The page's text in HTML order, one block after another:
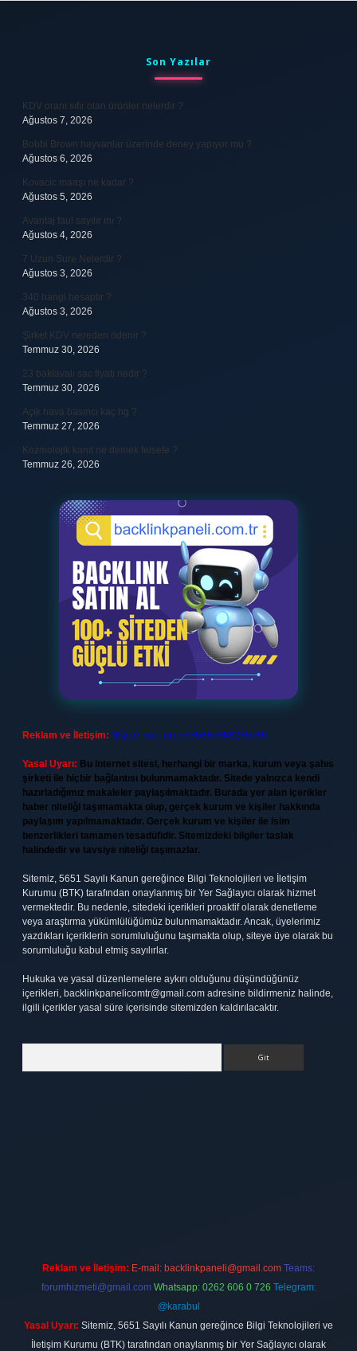
Son Yazılar
KDV oranı sıfır olan ürünler nelerdir ?
Ağustos 7, 2026
Bobbi Brown hayvanlar üzerinde deney yapıyor mu ?
Ağustos 6, 2026
Kovacic maaşı ne kadar ?
Ağustos 5, 2026
Avantaj faul sayılır mı ?
Ağustos 4, 2026
7 Uzun Sure Nelerdir ?
Ağustos 3, 2026
340 hangi hesaptır ?
Ağustos 3, 2026
Şirket KDV nereden ödenir ?
Temmuz 30, 2026
23 baklavalı sac fiyatı nedir ?
Temmuz 30, 2026
Açık hava basıncı kaç hg ?
Temmuz 27, 2026
Kozmolojik kanıt ne demek felsefe ?
Temmuz 26, 2026
Reklam ve İletişim: Skype: live:.cid.575569c608265c69
Yasal Uyarı: Bu internet sitesi, herhangi bir marka, kurum veya şahıs
şirketi ile hiçbir bağlantısı bulunmamaktadır. Sitede yalnızca kendi
hazırladığımız makaleler paylaşılmaktadır. Burada yer alan içerikler
haber niteliği taşımamakta olup, gerçek kurum ve kişiler hakkında
paylaşım yapılmamaktadır. Gerçek kurum ve kişiler ile isim
benzerlikleri tamamen tesadüfidir. Sitemizdeki bilgiler taslak
halindedir ve tavsiye niteliği taşımazlar.
Sitemiz, 5651 Sayılı Kanun gereğince Bilgi Teknolojileri ve İletişim
Kurumu (BTK) tarafından onaylanmış bir Yer Sağlayıcı olarak hizmet
vermektedir. Bu nedenle, sitedeki içerikleri proaktif olarak denetleme
veya araştırma yükümlülüğümüz bulunmamaktadır. Ancak, üyelerimiz
yazdıkları içeriklerin sorumluluğunu taşımakta olup, siteye üye olarak bu
sorumluluğu kabul etmiş sayılırlar.
Hukuka ve yasal düzenlemelere aykırı olduğunu düşündüğünüz
içerikleri, backlinkpanelicomtr@gmail.com adresine bildirmeniz halinde,
ilgili içerikler yasal süre içerisinde sitemizden kaldırılacaktır.
Reklam ve İletişim: E-mail: backlinkpaneli@gmail.com Teams:
forumhizmeti@gmail.com Whatsapp: 0262 606 0 726 Telegram:
@karabul
Yasal Uyarı: Sitemiz, 5651 Sayılı Kanun gereğince Bilgi Teknolojileri ve
İletişim Kurumu (BTK) tarafından onaylanmış bir Yer Sağlayıcı olarak